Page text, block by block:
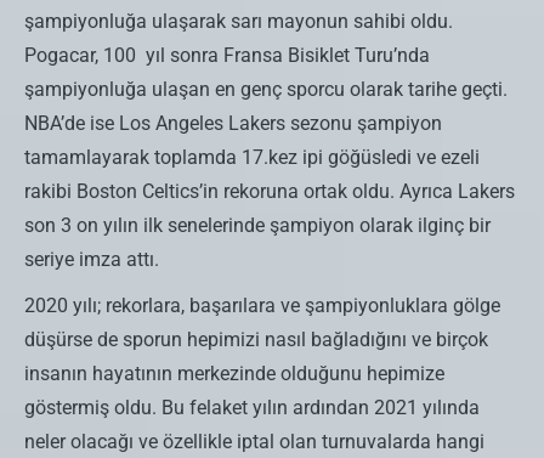
şampiyonluğa ulaşarak sarı mayonun sahibi oldu.
Pogacar, 100 yıl sonra Fransa Bisiklet Turu’nda
şampiyonluğa ulaşan en genç sporcu olarak tarihe geçti.
NBA’de ise Los Angeles Lakers sezonu şampiyon
tamamlayarak toplamda 17.kez ipi göğüsledi ve ezeli
rakibi Boston Celtics’in rekoruna ortak oldu. Ayrıca Lakers
son 3 on yılın ilk senelerinde şampiyon olarak ilginç bir
seriye imza attı.
2020 yılı; rekorlara, başarılara ve şampiyonluklara gölge
düşürse de sporun hepimizi nasıl bağladığını ve birçok
insanın hayatının merkezinde olduğunu hepimize
göstermiş oldu. Bu felaket yılın ardından 2021 yılında
neler olacağı ve özellikle iptal olan turnuvalarda hangi